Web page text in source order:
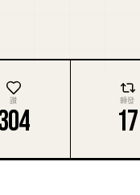
讚 轉發
17